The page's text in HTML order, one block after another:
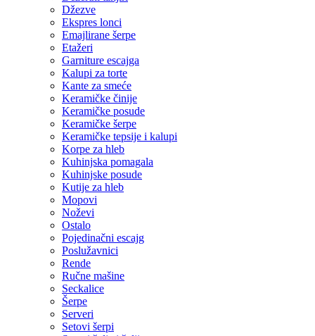
Džezve
Ekspres lonci
Emajlirane šerpe
Etažeri
Garniture escajga
Kalupi za torte
Kante za smeće
Keramičke činije
Keramičke posude
Keramičke šerpe
Keramičke tepsije i kalupi
Korpe za hleb
Kuhinjska pomagala
Kuhinjske posude
Kutije za hleb
Mopovi
Noževi
Ostalo
Pojedinačni escajg
Poslužavnici
Rende
Ručne mašine
Seckalice
Šerpe
Serveri
Setovi šerpi